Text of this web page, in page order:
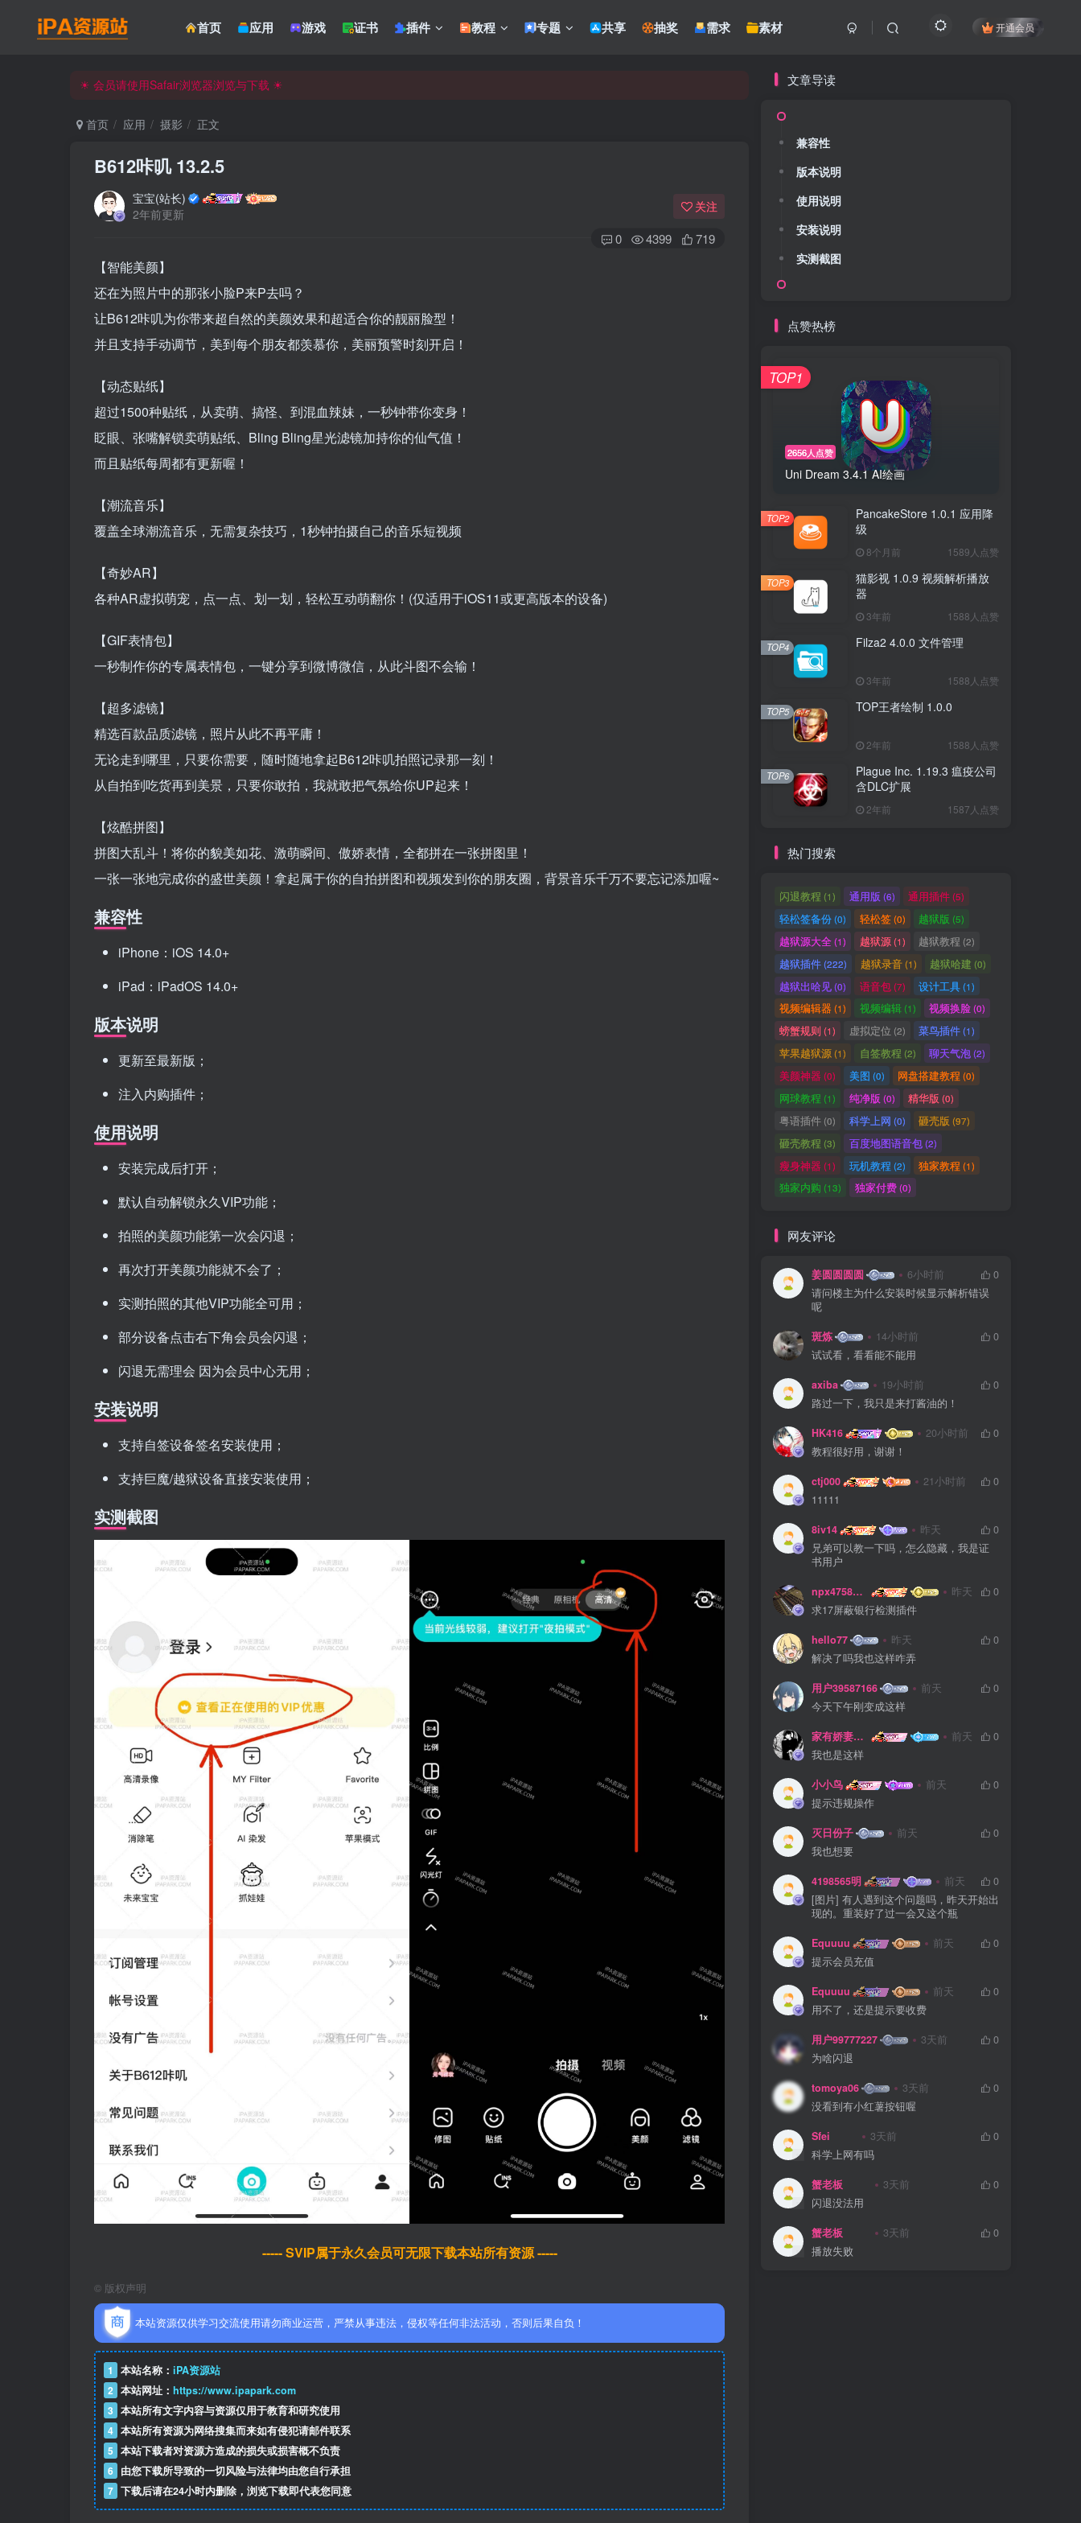
首页 应用 游戏 证书 插件 教程 专题 共享 抽奖 需求 素材 开通会员
iPA资源站官方唯一客服微信:15504815558
iPA资源站官方唯一客服微信:15504815558
首页 应用 摄影 正文
B612咔叽 13.2.5
宝宝(站长)
2年前更新
关注
0 4399 719
【智能美颜】
还在为照片中的那张小脸P来P去吗？
让B612咔叽为你带来超自然的美颜效果和超适合你的靓丽脸型！
并且支持手动调节，美到每个朋友都羡慕你，美丽预警时刻开启！
【动态贴纸】
超过1500种贴纸，从卖萌、搞怪、到混血辣妹，一秒钟带你变身！
眨眼、张嘴解锁卖萌贴纸、Bling Bling星光滤镜加持你的仙气值！
而且贴纸每周都有更新喔！
【潮流音乐】
覆盖全球潮流音乐，无需复杂技巧，1秒钟拍摄自己的音乐短视频
【奇妙AR】
各种AR虚拟萌宠，点一点、划一划，轻松互动萌翻你！(仅适用于iOS11或更高版本的设备)
【GIF表情包】
一秒制作你的专属表情包，一键分享到微博微信，从此斗图不会输！
【超多滤镜】
精选百款品质滤镜，照片从此不再平庸！
无论走到哪里，只要你需要，随时随地拿起B612咔叽拍照记录那一刻！
从自拍到吃货再到美景，只要你敢拍，我就敢把气氛给你UP起来！
【炫酷拼图】
拼图大乱斗！将你的貌美如花、激萌瞬间、傲娇表情，全都拼在一张拼图里！
一张一张地完成你的盛世美颜！拿起属于你的自拍拼图和视频发到你的朋友圈，背景音乐千万不要忘记添加喔~
兼容性
iPhone：iOS 14.0+
iPad：iPadOS 14.0+
版本说明
更新至最新版；
注入内购插件；
使用说明
安装完成后打开；
默认自动解锁永久VIP功能；
拍照的美颜功能第一次会闪退；
再次打开美颜功能就不会了；
实测拍照的其他VIP功能全可用；
部分设备点击右下角会员会闪退；
闪退无需理会 因为会员中心无用；
安装说明
支持自签设备签名安装使用；
支持巨魔/越狱设备直接安装使用；
实测截图
----- SVIP属于永久会员可无限下载本站所有资源 -----
© 版权声明
本站资源仅供学习交流使用请勿商业运营，严禁从事违法，侵权等任何非法活动，否则后果自负！
1 本站名称： iPA资源站
2 本站网址： https://www.ipapark.com
3 本站所有文字内容与资源仅用于教育和研究使用
4 本站所有资源为网络搜集而来如有侵犯请邮件联系
5 本站下载者对资源方造成的损失或损害概不负责
6 由您下载所导致的一切风险与法律均由您自行承担
7 下载后请在24小时内删除，浏览下载即代表您同意
文章导读
兼容性
版本说明
使用说明
安装说明
实测截图
点赞热榜
2656人点赞
Uni Dream 3.4.1 AI绘画
TOP1
PancakeStore 1.0.1 应用降
级
8个月前 1589人点赞
TOP2
猫影视 1.0.9 视频解析播放
器
3年前 1588人点赞
TOP3
Filza2 4.0.0 文件管理
3年前 1588人点赞
TOP4
TOP王者绘制 1.0.0
2年前 1588人点赞
TOP5
Plague Inc. 1.19.3 瘟疫公司
含DLC扩展
2年前 1587人点赞
TOP6
热门搜索
闪退教程 (1) 通用版 (6) 通用插件(5)
轻松签备份(0) 轻松签(0) 越狱版 (5)
越狱源大全(1) 越狱源(1) 越狱教程 (2)
越狱插件(222) 越狱录音(1) 越狱哈建 (0)
越狱出哈见(0) 语音包(7) 设计工具(1)
视频编辑器(1) 视频编辑(1) 视频换脸(0)
螃蟹规则(1) 虚拟定位 (2) 菜鸟插件(1)
苹果越狱源(1) 自签教程 (2) 聊天气泡(2)
美颜神器(0) 美图 (0) 网盘搭建教程 (0)
网球教程 (1) 纯净版 (0) 精华版 (0)
粤语插件 (0) 科学上网 (0) 砸壳版 (97)
砸壳教程 (3) 百度地图语音包(2)
瘦身神器(1) 玩机教程 (2) 独家教程 (1)
独家内购 (13) 独家付费(0)
网友评论
姜圆圆圆圆 6小时前
0
请问楼主为什么安装时候显示解析错误
呢
斑炼 14小时前
0
试试看，看看能不能用
axiba 19小时前
0
路过一下，我只是来打酱油的！
HK416 20小时前
0
教程很好用，谢谢！
ctj000 21小时前
0
11111
8iv14 昨天
0
兄弟可以教一下吗，怎么隐藏，我是证
书用户
npx475805841 昨天
0
求17屏蔽银行检测插件
hello77 昨天
0
解决了吗我也这样咋弄
用户39587166 前天
0
今天下午刚变成这样
家有娇妻扁鹊难医 前天
0
我也是这样
小小鸟 前天
0
提示违规操作
灭日份子 前天
0
我也想要
4198565明 前天
0
[图片] 有人遇到这个问题吗，昨天开始出
现的。重装好了过一会又这个瓶
Equuuu 前天
0
提示会员充值
Equuuu 前天
0
用不了，还是提示要收费
用户99777227 3天前
0
为啥闪退
tomoya06 3天前
0
没看到有小红薯按钮喔
Sfei
0
科学上网有吗
蟹老板
0
闪退没法用
蟹老板
0
播放失败